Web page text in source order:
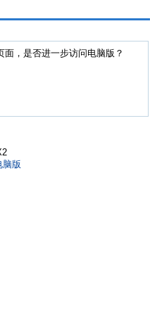
面，是否进一步访问电脑版？
脑版